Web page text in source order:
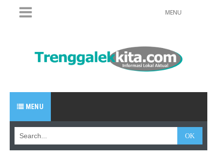
MENU
MENU